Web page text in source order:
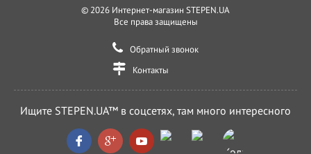
© 2026 Интернет-магазин STEPEN.UA
Все права защищены
Обратный звонок
Контакты
Ищите STEPEN.UA™ в соцсетях, там много интересного